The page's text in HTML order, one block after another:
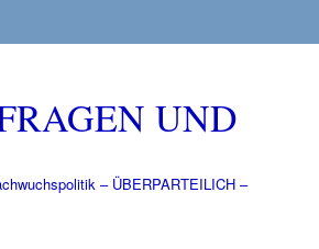
UND
– ÜBERPARTEILICH –